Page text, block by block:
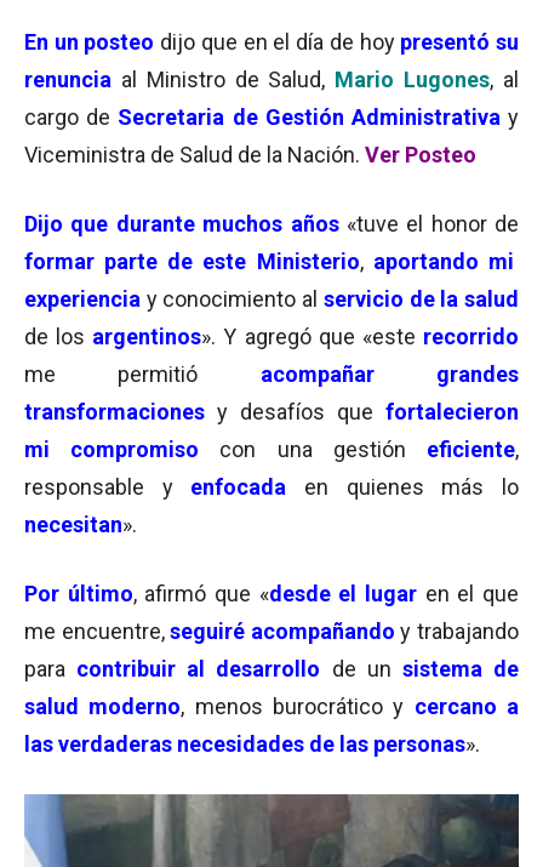
En un posteo dijo que en el día de hoy presentó su
renuncia al Ministro de Salud, Mario Lugones, al
cargo de Secretaria de Gestión Administrativa y
Viceministra de Salud de la Nación. Ver Posteo
Dijo que durante muchos años«tuve el honor de
formar parte de este Ministerio, aportando mi
experiencia y conocimiento al servicio de la salud
de los argentinos». Y agregó que «este recorrido
me permitió acompañar grandes
transformaciones y desafíos que fortalecieron
mi compromiso con una gestión eficiente,
responsable y enfocada
en quienes más lo
necesitan».
Por último, afirmó que «desde el lugar en el que
me encuentre,seguiré acompañando y trabajando
para contribuir al desarrollo de un sistema de
salud moderno, menos burocrático y cercano a
las verdaderas necesidades de las personas».